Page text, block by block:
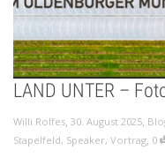
LAND UNTER –
Willi Rolfes, 30. August 2025,
Stapelfeld, Speaker, Vortrag, 0